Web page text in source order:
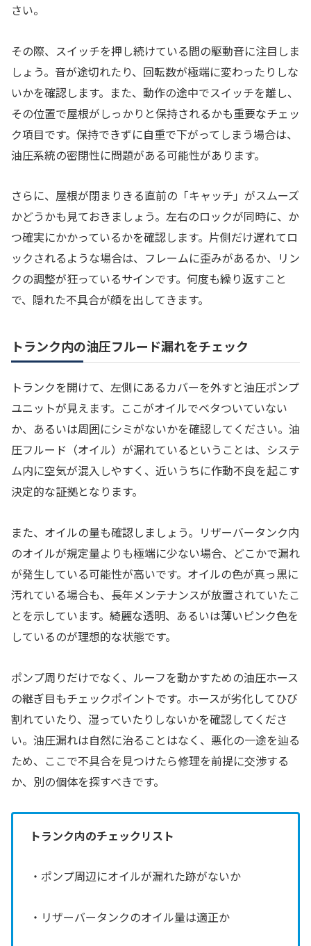
さい。
その際、スイッチを押し続けている間の駆動音に注目しま
しょう。音が途切れたり、回転数が極端に変わったりしな
いかを確認します。また、動作の途中でスイッチを離し、
その位置で屋根がしっかりと保持されるかも重要なチェッ
ク項目です。保持できずに自重で下がってしまう場合は、
油圧系統の密閉性に問題がある可能性があります。
さらに、屋根が閉まりきる直前の「キャッチ」がスムーズ
かどうかも見ておきましょう。左右のロックが同時に、か
つ確実にかかっているかを確認します。片側だけ遅れてロ
ックされるような場合は、フレームに歪みがあるか、リン
クの調整が狂っているサインです。何度も繰り返すこと
で、隠れた不具合が顔を出してきます。
トランク内の油圧フルード漏れをチェック
トランクを開けて、左側にあるカバーを外すと油圧ポンプ
ユニットが見えます。ここがオイルでベタついていない
か、あるいは周囲にシミがないかを確認してください。油
圧フルード（オイル）が漏れているということは、システ
ム内に空気が混入しやすく、近いうちに作動不良を起こす
決定的な証拠となります。
また、オイルの量も確認しましょう。リザーバータンク内
のオイルが規定量よりも極端に少ない場合、どこかで漏れ
が発生している可能性が高いです。オイルの色が真っ黒に
汚れている場合も、長年メンテナンスが放置されていたこ
とを示しています。綺麗な透明、あるいは薄いピンク色を
しているのが理想的な状態です。
ポンプ周りだけでなく、ルーフを動かすための油圧ホース
の継ぎ目もチェックポイントです。ホースが劣化してひび
割れていたり、湿っていたりしないかを確認してくださ
い。油圧漏れは自然に治ることはなく、悪化の一途を辿る
ため、ここで不具合を見つけたら修理を前提に交渉する
か、別の個体を探すべきです。
トランク内のチェックリスト
・ポンプ周辺にオイルが漏れた跡がないか
・リザーバータンクのオイル量は適正か